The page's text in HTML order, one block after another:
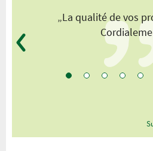
„La qualité de vos